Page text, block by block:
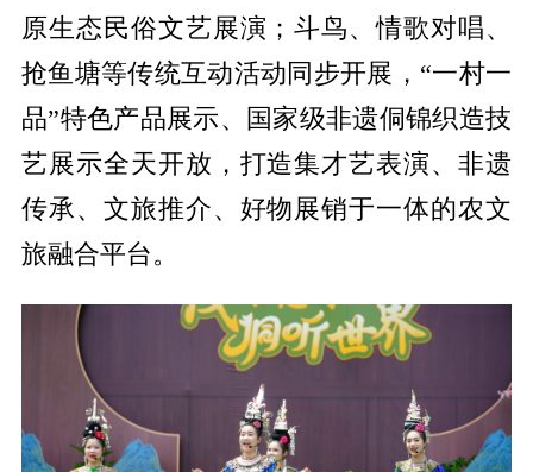
原生态民俗文艺展演；斗鸟、情歌对唱、
抢鱼塘等传统互动活动同步开展，“一村一
品”特色产品展示、国家级非遗侗锦织造技
艺展示全天开放，打造集才艺表演、非遗
传承、文旅推介、好物展销于一体的农文
旅融合平台。